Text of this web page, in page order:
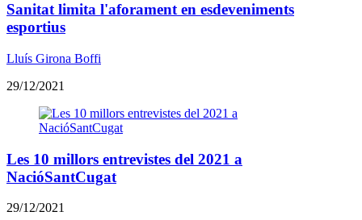
Sanitat limita l'aforament en esdeveniments
esportius
Lluís Girona Boffi
29/12/2021
Les 10 millors entrevistes del 2021 a
NacióSantCugat
29/12/2021